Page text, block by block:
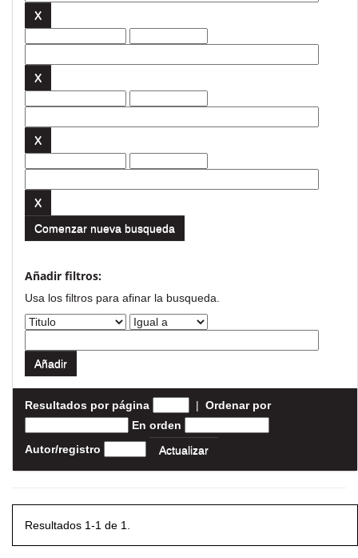
Comenzar nueva busqueda
Añadir filtros:
Usa los filtros para afinar la busqueda.
Resultados por página | Ordenar por
En orden
Autor/registro
Resultados 1-1 de 1.